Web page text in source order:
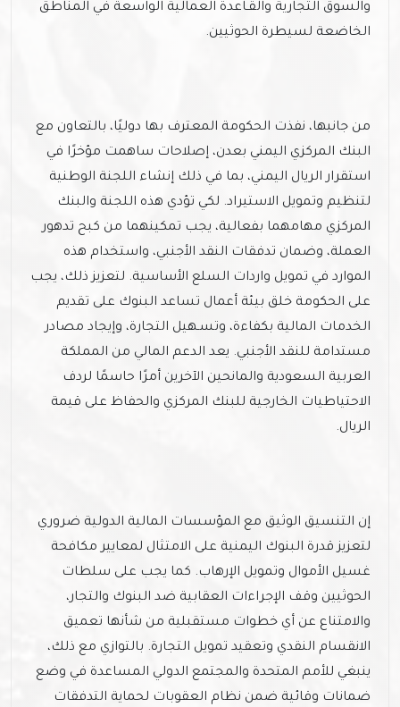
والسوق التجارية والقـاعدة العمالية الواسعة في المناطق
الخاضعة لسيطرة الحوثيين.
من جانبها، نفذت الحكومة المعترف بها دوليًا، بالتعاون مع
البنك المركزي اليمني بعدن، إصلاحات ساهمت مؤخرًا في
استقرار الريال اليمني، بما في ذلك إنشاء اللجنة الوطنية
لتنظيم وتمويل الاستيراد. لكي تؤدي هذه اللجنة والبنك
المركزي مهامهما بفعالية، يجب تمكينهما من كبح تدهور
العملة، وضمان تدفقات النقد الأجنبي، واستخدام هذه
الموارد في تمويل واردات السلع الأساسية. لتعزيز ذلك، يجب
على الحكومة خلق بيئة أعمال تساعد البنوك على تقديم
الخدمات المالية بكفاءة، وتسـهيل التجارة، وإيجاد مصادر
مستدامة للنقد الأجنبي. يعد الدعم المالي من المملكة
العربية السعودية والمانحين الآخرين أمرًا حاسمًا لردف
الاحتياطيات الخارجية للبنك المركزي والحفاظ على قيمة
الريال.
إن التنسيق الوثيق مع المؤسسات المالية الدولية ضروري
لتعزيز قدرة البنوك اليمنية على الامتثال لمعايير مكافحة
غسيل الأموال وتمويل الإرهاب. كما يجب على سلطات
الحوثيين وقف الإجراءات العقابية ضد البنوك والتجار،
والامتناع عن أي خطوات مستقبلية من شأنها تعميق
الانقسام النقدي وتعقيد تمويل التجارة. بالتوازي مع ذلك،
ينبغي للأمم المتحدة والمجتمع الدولي المساعدة في وضع
ضمانات وقائية ضمن نظام العقوبات لحماية التدفقات